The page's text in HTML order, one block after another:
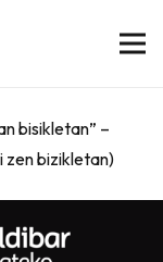
bisikletan” –
zen bizikletan)